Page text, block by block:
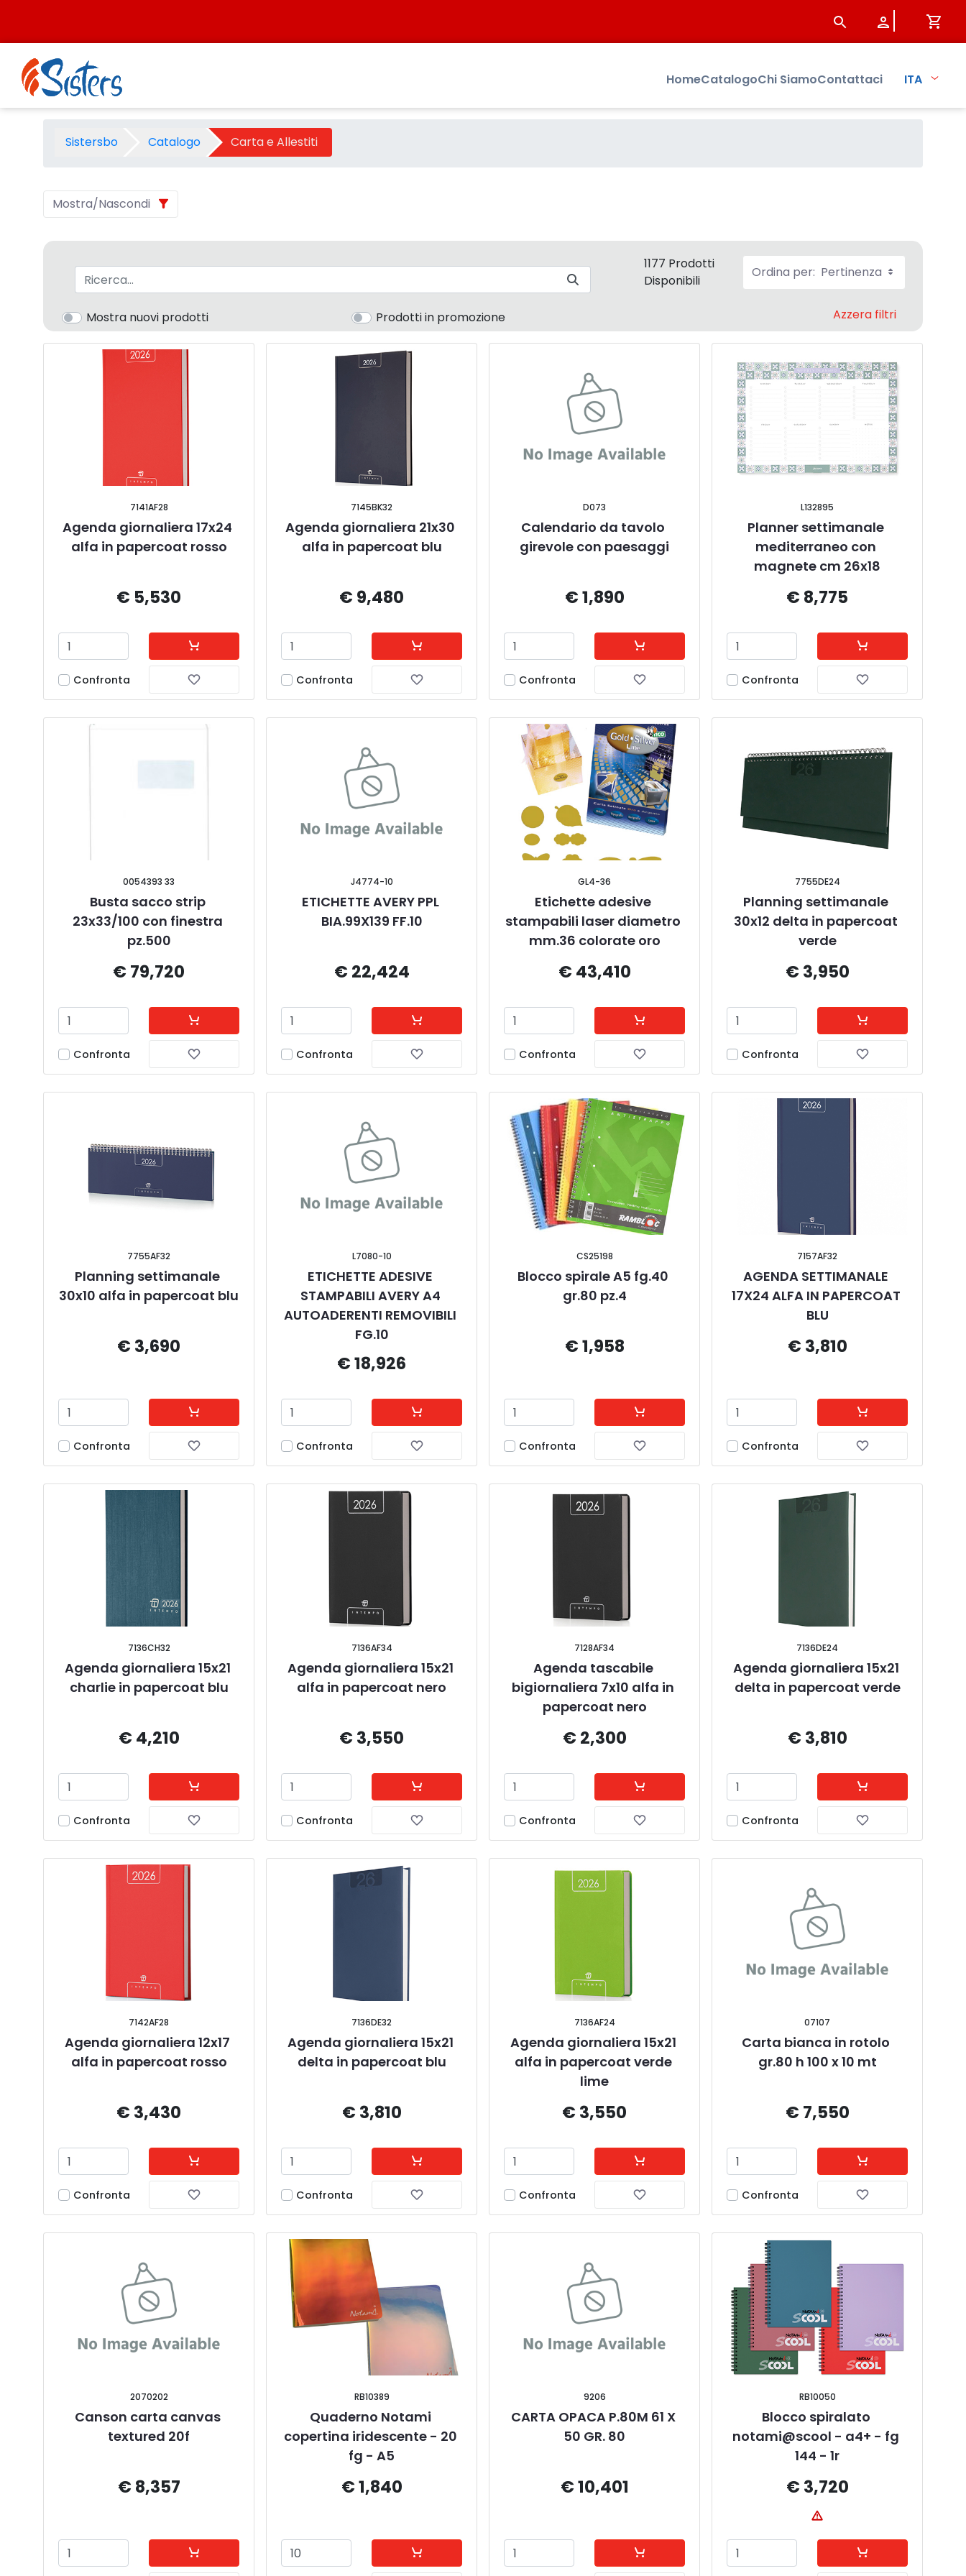
Carta e Allestiti - Categoria - Sistersbo
HomeCatalogoChi SiamoContattaci ITA
Sistersbo Catalogo Carta e Allestiti
Mostra/Nascondi
Barra di ricerca
Mostra nuovi prodotti Prodotti in promozione
1177 Prodotti
Disponibili
Ordina per: Pertinenza
Azzera filtri
7141AF28
Agenda giornaliera 17x24
alfa in papercoat rosso
€ 5,530
Confronta
7145BK32
Agenda giornaliera 21x30
alfa in papercoat blu
€ 9,480
Confronta
D073
Calendario da tavolo
girevole con paesaggi
€ 1,890
Confronta
L132895
Planner settimanale
mediterraneo con
magnete cm 26x18
€ 8,775
Confronta
0054393 33
Busta sacco strip
23x33/100 con finestra
pz.500
€ 79,720
Confronta
J4774-10
ETICHETTE AVERY PPL
BIA.99X139 FF.10
€ 22,424
Confronta
GL4-36
Etichette adesive
stampabili laser diametro
mm.36 colorate oro
€ 43,410
Confronta
7755DE24
Planning settimanale
30x12 delta in papercoat
verde
€ 3,950
Confronta
7755AF32
Planning settimanale
30x10 alfa in papercoat blu
€ 3,690
Confronta
L7080-10
ETICHETTE ADESIVE
STAMPABILI AVERY A4
AUTOADERENTI REMOVIBILI
FG.10
€ 18,926
Confronta
CS25198
Blocco spirale A5 fg.40
gr.80 pz.4
€ 1,958
Confronta
7157AF32
AGENDA SETTIMANALE
17X24 ALFA IN PAPERCOAT
BLU
€ 3,810
Confronta
7136CH32
Agenda giornaliera 15x21
charlie in papercoat blu
€ 4,210
Confronta
7136AF34
Agenda giornaliera 15x21
alfa in papercoat nero
€ 3,550
Confronta
7128AF34
Agenda tascabile
bigiornaliera 7x10 alfa in
papercoat nero
€ 2,300
Confronta
7136DE24
Agenda giornaliera 15x21
delta in papercoat verde
€ 3,810
Confronta
7142AF28
Agenda giornaliera 12x17
alfa in papercoat rosso
€ 3,430
Confronta
7136DE32
Agenda giornaliera 15x21
delta in papercoat blu
€ 3,810
Confronta
7136AF24
Agenda giornaliera 15x21
alfa in papercoat verde
lime
€ 3,550
Confronta
07107
Carta bianca in rotolo
gr.80 h 100 x 10 mt
€ 7,550
Confronta
2070202
Canson carta canvas
textured 20f
€ 8,357
RB10389
Quaderno Notami
copertina iridescente - 20
fg - A5
€ 1,840
9206
CARTA OPACA P.80M 61 X
50 GR. 80
€ 10,401
RB10050
Blocco spiralato
notami@scool - a4+ - fg
144 - 1r
€ 3,720